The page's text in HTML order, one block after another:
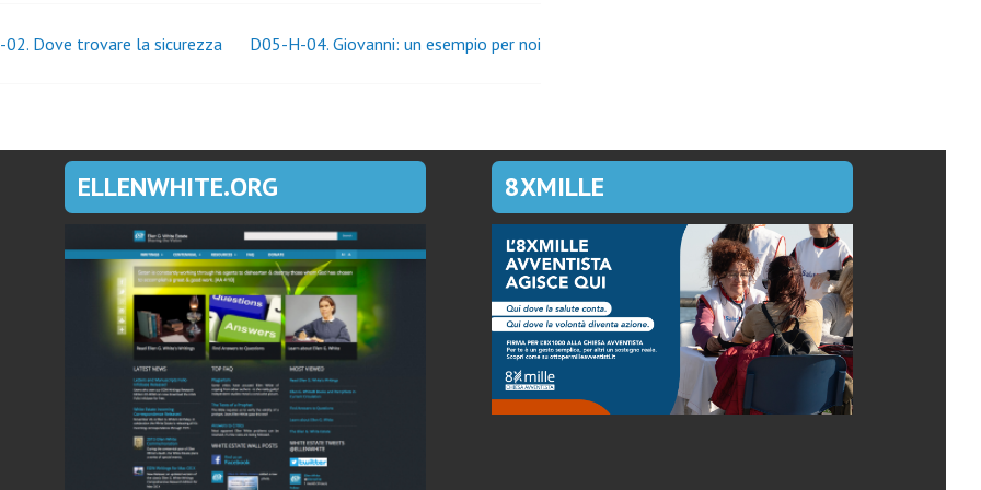
02. Dove trovare la sicurezza D05-H-04. Giovanni: un esempio per noi
ELLENWHITE.ORG 8XMILLE